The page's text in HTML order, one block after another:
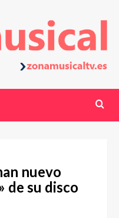
nuevo
de su disco